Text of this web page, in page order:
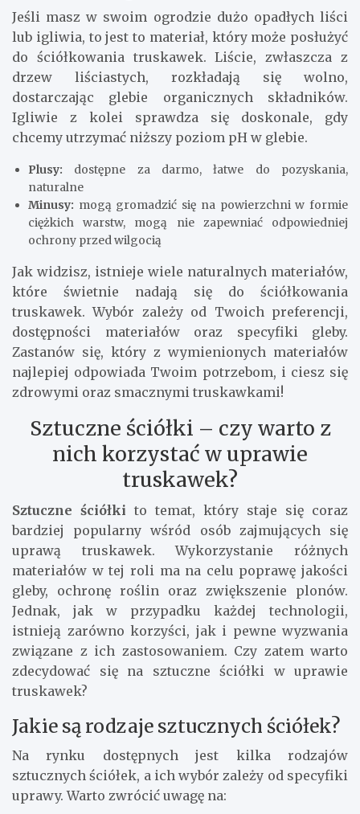
Jeśli masz w swoim ogrodzie dużo opadłych liści
lub igliwia, to jest to materiał, który może posłużyć
do ściółkowania truskawek. Liście, zwłaszcza z
drzew liściastych, rozkładają się wolno,
dostarczając glebie organicznych składników.
Igliwie z kolei sprawdza się doskonale, gdy
chcemy utrzymać niższy poziom pH w glebie.
Plusy: dostępne za darmo, łatwe do pozyskania,
naturalne
Minusy: mogą gromadzić się na powierzchni w formie
ciężkich warstw, mogą nie zapewniać odpowiedniej
ochrony przed wilgocią
Jak widzisz, istnieje wiele naturalnych materiałów,
które świetnie nadają się do ściółkowania
truskawek. Wybór zależy od Twoich preferencji,
dostępności materiałów oraz specyfiki gleby.
Zastanów się, który z wymienionych materiałów
najlepiej odpowiada Twoim potrzebom, i ciesz się
zdrowymi oraz smacznymi truskawkami!
Sztuczne ściółki – czy warto z
nich korzystać w uprawie
truskawek?
Sztuczne ściółki to temat, który staje się coraz
bardziej popularny wśród osób zajmujących się
uprawą truskawek. Wykorzystanie różnych
materiałów w tej roli ma na celu poprawę jakości
gleby, ochronę roślin oraz zwiększenie plonów.
Jednak, jak w przypadku każdej technologii,
istnieją zarówno korzyści, jak i pewne wyzwania
związane z ich zastosowaniem. Czy zatem warto
zdecydować się na sztuczne ściółki w uprawie
truskawek?
Jakie są rodzaje sztucznych ściółek?
Na rynku dostępnych jest kilka rodzajów
sztucznych ściółek, a ich wybór zależy od specyfiki
uprawy. Warto zwrócić uwagę na: